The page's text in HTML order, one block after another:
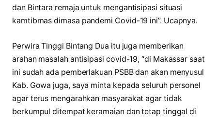
dan Bintara remaja untuk mengantisipasi situasi
kamtibmas dimasa pandemi Covid-19 ini”. Ucapnya.
Perwira Tinggi Bintang Dua itu juga memberikan
arahan masalah antisipasi covid-19, “di Makassar saat
ini sudah ada pemberlakuan PSBB dan akan menyusul
Kab. Gowa juga, saya minta kepada seluruh personel
agar terus mengarahkan masyarakat agar tidak
berkumpul ditempat keramaian dan tetap tinggal di